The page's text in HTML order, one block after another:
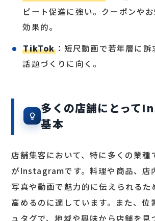
ピート促進に強い。クーポンや
効果的。
TikTok：短尺動画で若年層に訴
話題づくりに向く。
多くの店舗にとって
基本
店舗集客において、特に多くの業種
がInstagramです。料理や商品、店
写真や動画で魅力的に伝えられるた
高めるのに適しています。また、位
ュタグで、地域や興味から店舗を見